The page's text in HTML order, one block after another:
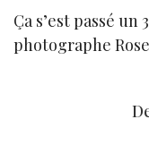
Ça s’est passé
photographe